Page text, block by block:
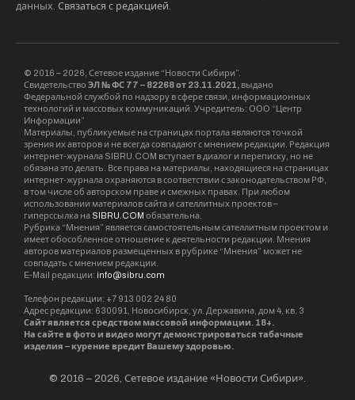
месту жительства руководителя ООО “ФСК
значение для расследования уголовного дела”.
Расследование продолжается.
закон и право финансы
Sibru.Com
Website
SibRu.com" являются результатом коллективной работы
редакции (за исключением случаев, если указана ссылка
на источник или материал помечен как рекламный).